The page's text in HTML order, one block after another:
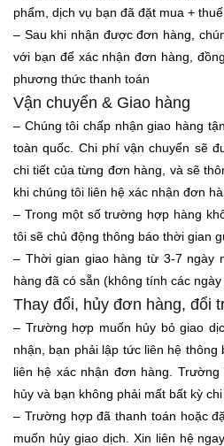
phẩm, dịch vụ bạn đã đặt mua +
– Sau khi nhận được đơn hàng,
với bạn để xác nhận đơn hàng,
phương thức thanh toán
Vận chuyển & Giao hàng
– Chúng tôi chấp nhận giao hàng
toàn quốc. Chi phí vận chuyển sẽ
chi tiết của từng đơn hàng, và sẽ
khi chúng tôi liên hệ xác nhận đơn
– Trong một số trường hợp hàng
tôi sẽ chủ động thông báo thời gian
– Thời gian giao hàng từ 3-7 ngày
hàng đã có sẵn (không tính các
Thay đổi, hủy đơn hàng, đổi
– Trường hợp muốn hủy bỏ giao
nhận, bạn phải lập tức liên hệ
liên hệ xác nhận đơn hàng.
hủy và bạn không phải mất bất kỳ chi
– Trường hợp đã thanh toán hoặc
muốn hủy giao dịch. Xin liên hệ